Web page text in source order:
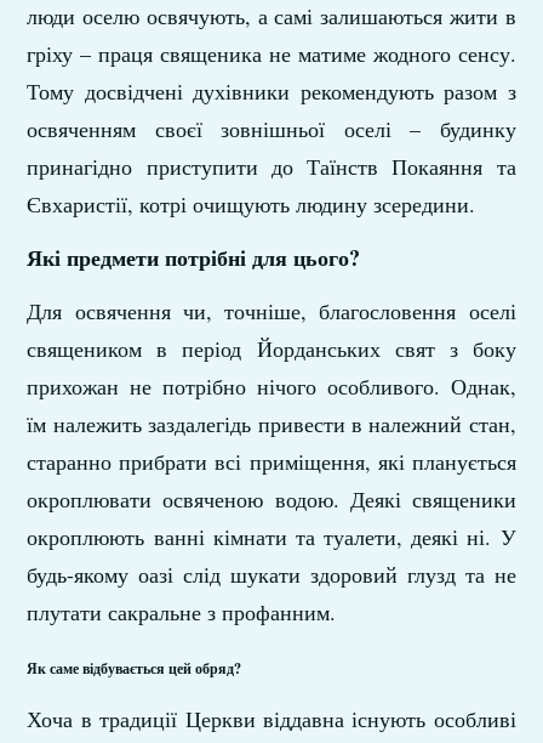
люди оселю освячують, а самі залишаються жити в
гріху – праця священика не матиме жодного сенсу.
Тому досвідчені духівники рекомендують разом з
освяченням своєї зовнішньої оселі – будинку
принагідно приступити до Таїнств Покаяння та
Євхаристії, котрі очищують людину зсередини.
Які предмети потрібні для цього?
Для освячення чи, точніше, благословення оселі
священиком в період Йорданських свят з боку
прихожан не потрібно нічого особливого. Однак,
їм належить заздалегідь привести в належний стан,
старанно прибрати всі приміщення, які планується
окроплювати освяченою водою. Деякі священики
окроплюють ванні кімнати та туалети, деякі ні. У
будь-якому оазі слід шукати здоровий глузд та не
плутати сакральне з профанним.
Як саме відбувається цей обряд?
Хоча в традиції Церкви віддавна існують особливі